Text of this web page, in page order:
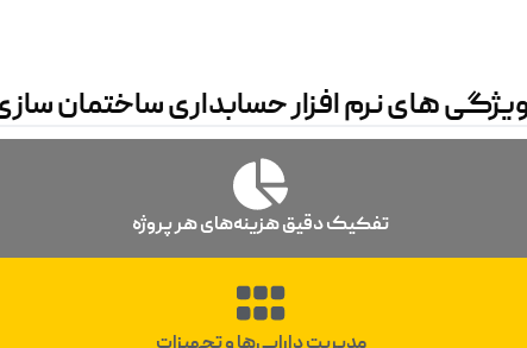
های نرم افزار حسابداری ساختمان
تفکیک دقیق هزینه‌های هر پروژه